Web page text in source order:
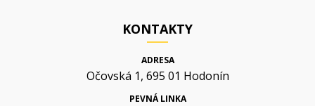
KONTAKTY
ADRESA
Očovská 1, 695 01 Hodonín
PEVNÁ LINKA